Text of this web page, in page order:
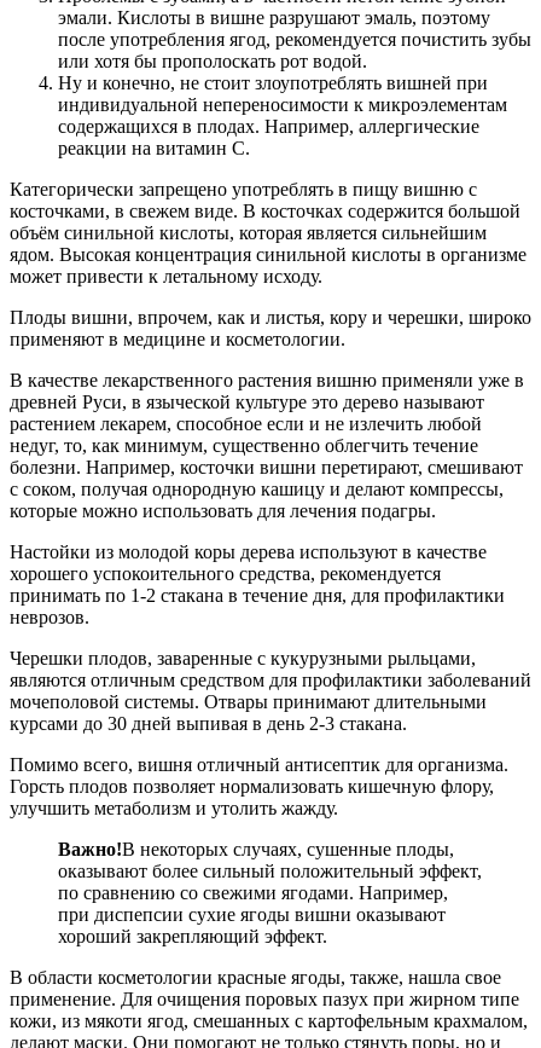
эмали. Кислоты в вишне разрушают эмаль, поэтому
после употребления ягод, рекомендуется почистить зубы
или хотя бы прополоскать рот водой.
Ну и конечно, не стоит злоупотреблять вишней при
индивидуальной непереносимости к микроэлементам
содержащихся в плодах. Например, аллергические
реакции на витамин С.
Категорически запрещено употреблять в пищу вишню с
косточками, в свежем виде. В косточках содержится большой
объём синильной кислоты, которая является сильнейшим
ядом. Высокая концентрация синильной кислоты в организме
может привести к летальному исходу.
Плоды вишни, впрочем, как и листья, кору и черешки, широко
применяют в медицине и косметологии.
В качестве лекарственного растения вишню применяли уже в
древней Руси, в языческой культуре это дерево называют
растением лекарем, способное если и не излечить любой
недуг, то, как минимум, существенно облегчить течение
болезни. Например, косточки вишни перетирают, смешивают
с соком, получая однородную кашицу и делают компрессы,
которые можно использовать для лечения подагры.
Настойки из молодой коры дерева используют в качестве
хорошего успокоительного средства, рекомендуется
принимать по 1-2 стакана в течение дня, для профилактики
неврозов.
Черешки плодов, заваренные с кукурузными рыльцами,
являются отличным средством для профилактики заболеваний
мочеполовой системы. Отвары принимают длительными
курсами до 30 дней выпивая в день 2-3 стакана.
Помимо всего, вишня отличный антисептик для организма.
Горсть плодов позволяет нормализовать кишечную флору,
улучшить метаболизм и утолить жажду.
Важно!В некоторых случаях, сушенные плоды,
оказывают более сильный положительный эффект,
по сравнению со свежими ягодами. Например,
при диспепсии сухие ягоды вишни оказывают
хороший закрепляющий эффект.
В области косметологии красные ягоды, также, нашла свое
применение. Для очищения поровых пазух при жирном типе
кожи, из мякоти ягод, смешанных с картофельным крахмалом,
делают маски. Они помогают не только стянуть поры, но и